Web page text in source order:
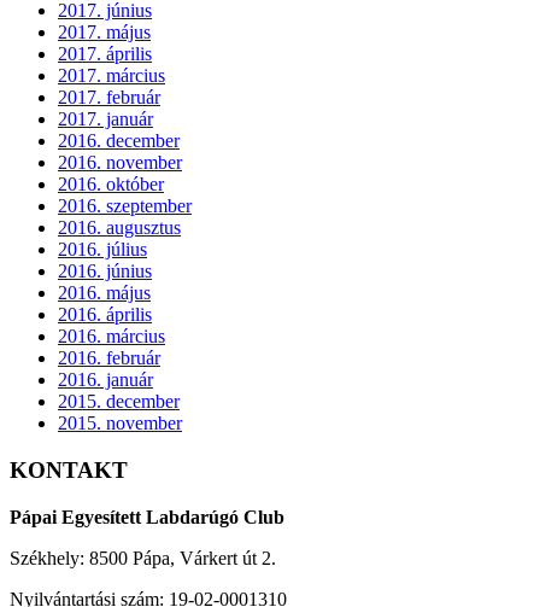
2017. június
2017. május
2017. április
2017. március
2017. február
2017. január
2016. december
2016. november
2016. október
2016. szeptember
2016. augusztus
2016. július
2016. június
2016. május
2016. április
2016. március
2016. február
2016. január
2015. december
2015. november
KONTAKT
Pápai Egyesített Labdarúgó Club
Székhely: 8500 Pápa, Várkert út 2.
Nyilvántartási szám: 19-02-0001310